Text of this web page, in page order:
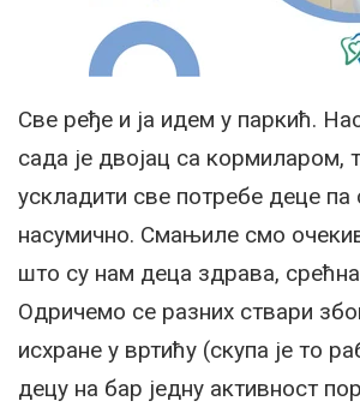
Све ређе и ја идем у паркић.
сада је двојац са кормиларом,
ускладити све потребе деце па
насумично. Смањиле смо
што су нам деца здрава,
Одричемо се разних ствари
исхране у вртићу (скупа је то
децу на бар једну активност